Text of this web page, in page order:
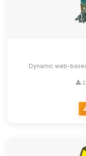
Dynamic web-